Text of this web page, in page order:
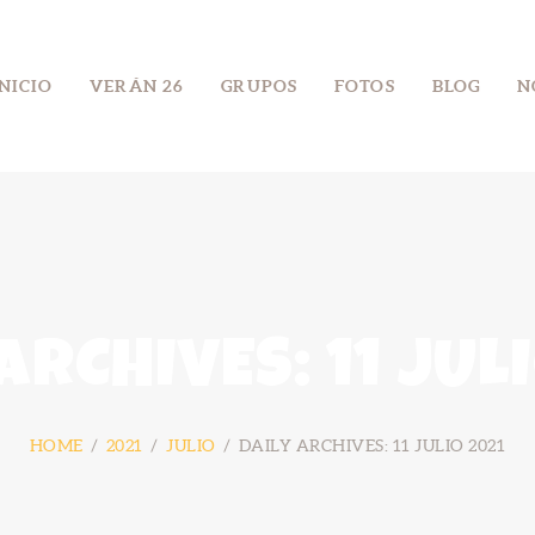
VERÁN 26 GRUPOS FOTOS BLOG
HOME 2021 JULIO DAILY ARCHIVES: 11 JULIO 2021
VERÁN 26